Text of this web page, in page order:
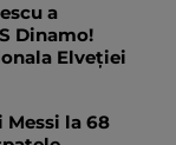
a
Dinamo!
Elveției
la 68